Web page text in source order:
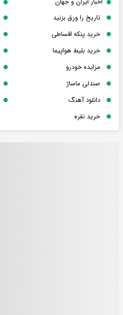
تاریخ را ورق بزنید
خرید پنکه اقساطی
خرید بلیط هواپیما
مزایده خودرو
صندلی ماساژ
دانلود آهنگ
خرید نقره